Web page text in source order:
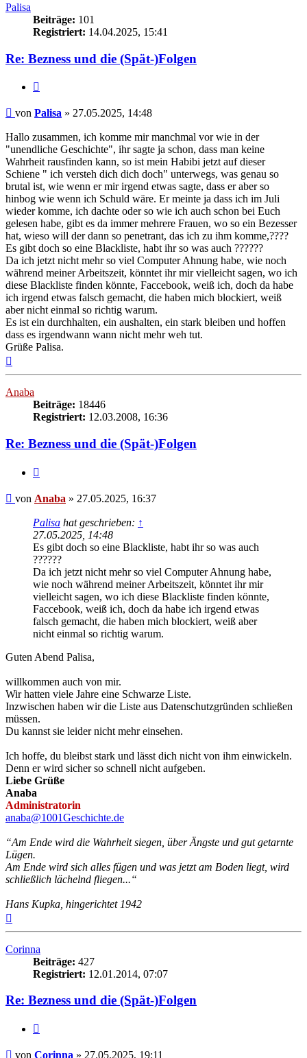
Palisa
Beiträge: 101
Registriert: 14.04.2025, 15:41
Re: Bezness und die (Spät-)Folgen
Beitrag
von Palisa » 27.05.2025, 14:48
Hallo zusammen, ich komme mir manchmal vor wie in der
"unendliche Geschichte", ihr sagte ja schon, dass man keine
Wahrheit rausfinden kann, so ist mein Habibi jetzt auf dieser
Schiene " ich versteh dich dich doch" unterwegs, was genau so
brutal ist, wie wenn er mir irgend etwas sagte, dass er aber so
hinbog wie wenn ich Schuld wäre. Er meinte ja dass ich im Juli
wieder komme, ich dachte oder so wie ich auch schon bei Euch
gelesen habe, gibt es da immer mehrere Frauen, wo so ein Bezesser
hat, wieso will der dann so penetrant, das ich zu ihm komme,????
Es gibt doch so eine Blackliste, habt ihr so was auch ??????
Da ich jetzt nicht mehr so viel Computer Ahnung habe, wie noch
während meiner Arbeitszeit, könntet ihr mir vielleicht sagen, wo ich
diese Blackliste finden könnte, Faccebook, weiß ich, doch da habe
ich irgend etwas falsch gemacht, die haben mich blockiert, weiß
aber nicht einmal so richtig warum.
Es ist ein durchhalten, ein aushalten, ein stark bleiben und hoffen
dass es irgendwann wann nicht mehr weh tut.
Grüße Palisa.
Anaba
Beiträge: 18446
Registriert: 12.03.2008, 16:36
Re: Bezness und die (Spät-)Folgen
Beitrag
von Anaba » 27.05.2025, 16:37
Palisa hat geschrieben: ↑
27.05.2025, 14:48
Es gibt doch so eine Blackliste, habt ihr so was auch
??????
Da ich jetzt nicht mehr so viel Computer Ahnung habe,
wie noch während meiner Arbeitszeit, könntet ihr mir
vielleicht sagen, wo ich diese Blackliste finden könnte,
Faccebook, weiß ich, doch da habe ich irgend etwas
falsch gemacht, die haben mich blockiert, weiß aber
nicht einmal so richtig warum.
Guten Abend Palisa,
willkommen auch von mir.
Wir hatten viele Jahre eine Schwarze Liste.
Inzwischen haben wir die Liste aus Datenschutzgründen schließen
müssen.
Du kannst sie leider nicht mehr einsehen.
Ich hoffe, du bleibst stark und lässt dich nicht von ihm einwickeln.
Denn er wird sicher so schnell nicht aufgeben.
Liebe Grüße
Anaba
Administratorin
anaba@1001Geschichte.de
“Am Ende wird die Wahrheit siegen, über Ängste und gut getarnte
Lügen.
Am Ende wird sich alles fügen und was jetzt am Boden liegt, wird
schließlich lächelnd fliegen...“
Hans Kupka, hingerichtet 1942
Corinna
Beiträge: 427
Registriert: 12.01.2014, 07:07
Re: Bezness und die (Spät-)Folgen
Beitrag
von Corinna » 27.05.2025, 19:11